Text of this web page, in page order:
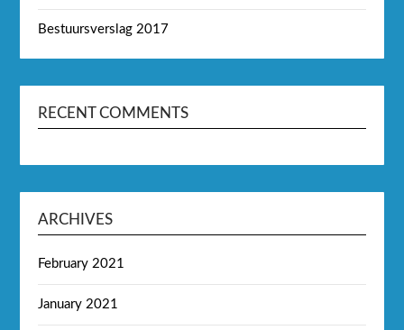
Bestuursverslag 2017
RECENT COMMENTS
ARCHIVES
February 2021
January 2021